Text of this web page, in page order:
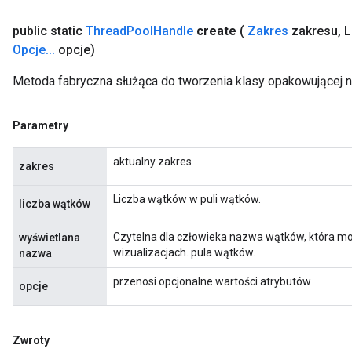
public static ThreadPoolHandle create ( Zakres zakresu,
Opcje... opcje)
Metoda fabryczna służąca do tworzenia klasy opakowującej
Parametry
zakres aktualny zakres
liczba wątków Liczba wątków w puli wątków.
wyświetlana
nazwa
Czytelna dla człowieka nazwa wątków, która
wizualizacjach. pula wątków.
opcje przenosi opcjonalne wartości atrybutów
Zwroty